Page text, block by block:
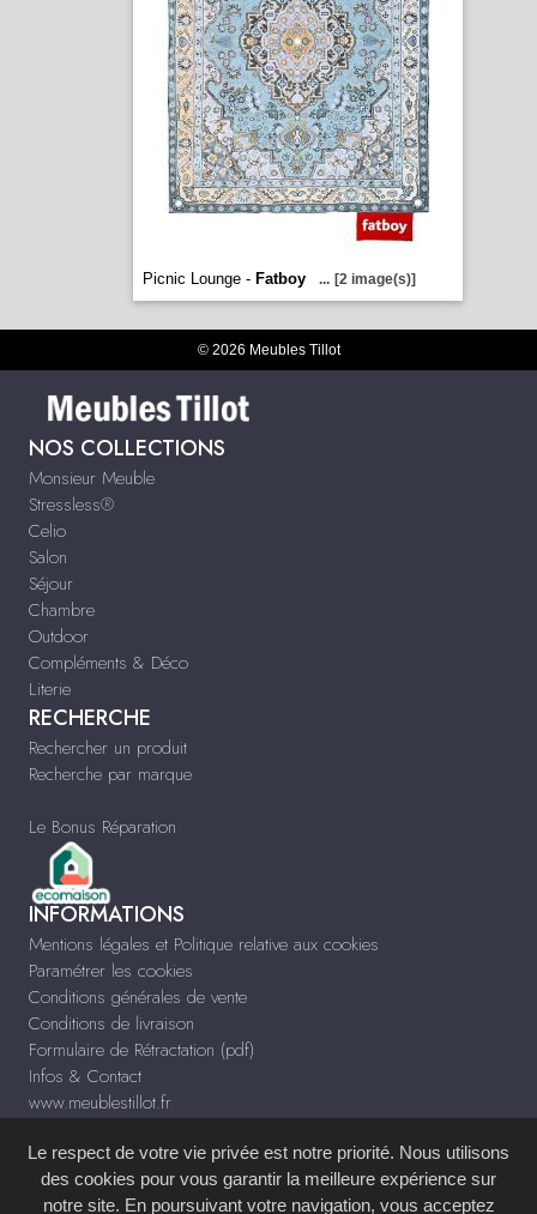
Picnic Lounge - Fatboy ... [2 image(s)]
© 2026 Meubles Tillot
NOS COLLECTIONS
Monsieur Meuble
Stressless®
Celio
Salon
Séjour
Chambre
Outdoor
Compléments & Déco
Literie
RECHERCHE
Rechercher un produit
Recherche par marque
Le Bonus Réparation
INFORMATIONS
Mentions légales et Politique relative aux cookies
Paramétrer les cookies
Conditions générales de vente
Conditions de livraison
Formulaire de Rétractation (pdf)
Infos & Contact
www.meublestillot.fr
Le respect de votre vie privée est notre priorité. Nous utilisons
des cookies pour vous garantir la meilleure expérience sur
notre site. En poursuivant votre navigation, vous acceptez